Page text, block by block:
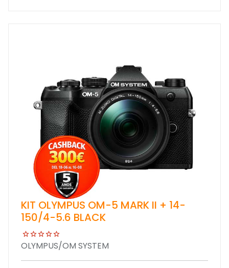
KIT OLYMPUS OM-5 MARK II + 14-
150/4-5.6 BLACK
OLYMPUS/OM SYSTEM